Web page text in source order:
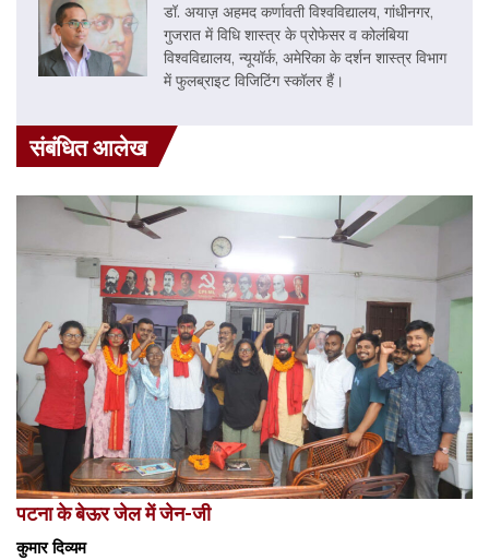
डॉ. अयाज़ अहमद कर्णावती विश्वविद्यालय, गांधीनगर,
गुजरात में विधि शास्त्र के प्रोफेसर व कोलंबिया
विश्वविद्यालय, न्यूयॉर्क, अमेरिका के दर्शन शास्त्र विभाग
में फुलब्राइट विजिटिंग स्कॉलर हैं।
संबंधित आलेख
पटना के बेऊर जेल में जेन-जी
कुमार दिव्यम